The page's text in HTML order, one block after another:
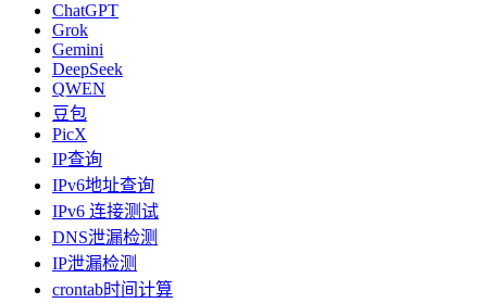
ChatGPT
Grok
Gemini
DeepSeek
QWEN
豆包
PicX
IP查询
IPv6地址查询
IPv6 连接测试
DNS泄漏检测
IP泄漏检测
crontab时间计算